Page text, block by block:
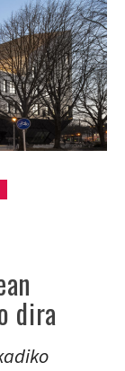
dira